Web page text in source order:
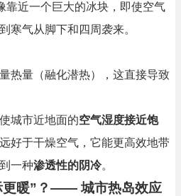
靠近一个巨大的冰块，即使空气
寒气从脚下和四周袭来。
热量（融化潜热），这直接导致
城市近地面的空气湿度接近饱
好于干燥空气，它能更高效地带
一种渗透性的阴冷。
更暖”？—— 城市热岛效应